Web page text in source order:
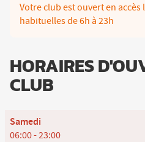
Votre club est ouvert en
habituelles de 6h à 23h
HORAIRES
CLUB
Horaires
d'ouverture
Samedi
06:00-23:00